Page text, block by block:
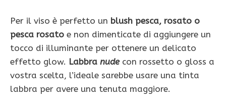
Per il viso è perfetto un blush pesca, rosato o
pesca rosato e non dimenticate di aggiungere un
tocco di illuminante per ottenere un delicato
effetto glow. Labbra nudecon rossetto o gloss a
vostra scelta, l’ideale sarebbe usare una tinta
labbra per avere una tenuta maggiore.